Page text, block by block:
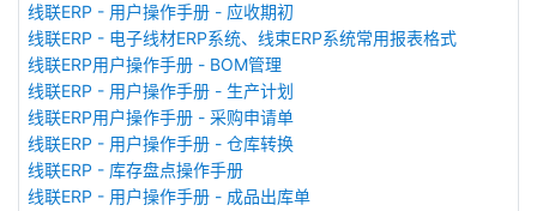
线联ERP - 用户操作手册 - 应收期初
线联ERP - 电子线材ERP系统、线束ERP系统常用报表格式
线联ERP用户操作手册 - BOM管理
线联ERP - 用户操作手册 - 生产计划
线联ERP用户操作手册 - 采购申请单
线联ERP - 用户操作手册 - 仓库转换
线联ERP - 库存盘点操作手册
线联ERP - 用户操作手册 - 成品出库单